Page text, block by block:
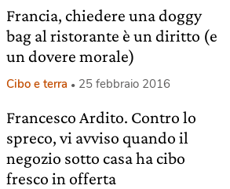
Francia, chiedere una doggy
bag al ristorante è un diritto (e
un dovere morale)
Cibo e terra 25 febbraio 2016
Francesco Ardito. Contro lo
spreco, vi avviso quando il
negozio sotto casa ha cibo
fresco in offerta